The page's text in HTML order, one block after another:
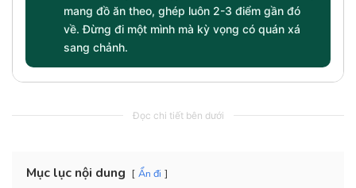
mang đồ ăn theo, ghép luôn 2-3 điểm gần đó
về. Đừng đi một mình mà kỳ vọng có quán xá
sang chảnh.
Đọc chi tiết bên dưới
Mục lục nội dung Ẩn đi